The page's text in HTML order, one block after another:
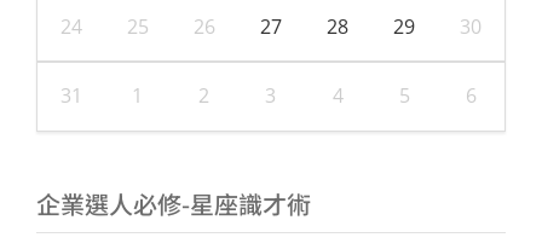
24 25 26 27 28 29 30
31 1 2 3 4 5 6
企業選人必修-星座識才術